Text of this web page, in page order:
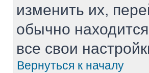
изменить их,
обычно
все свои
Вернуться к началу